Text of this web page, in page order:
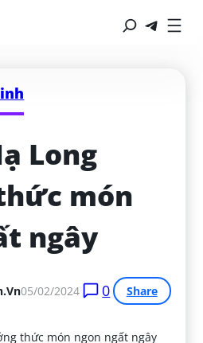
Long
món
ngây
05/02/2024 0 Share